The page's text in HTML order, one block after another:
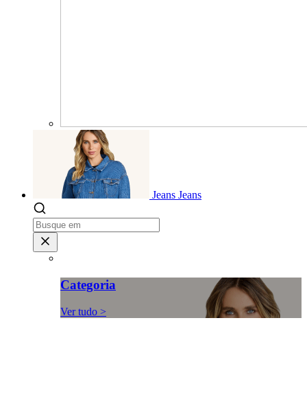
Jeans Jeans
Categoria
Ver tudo >